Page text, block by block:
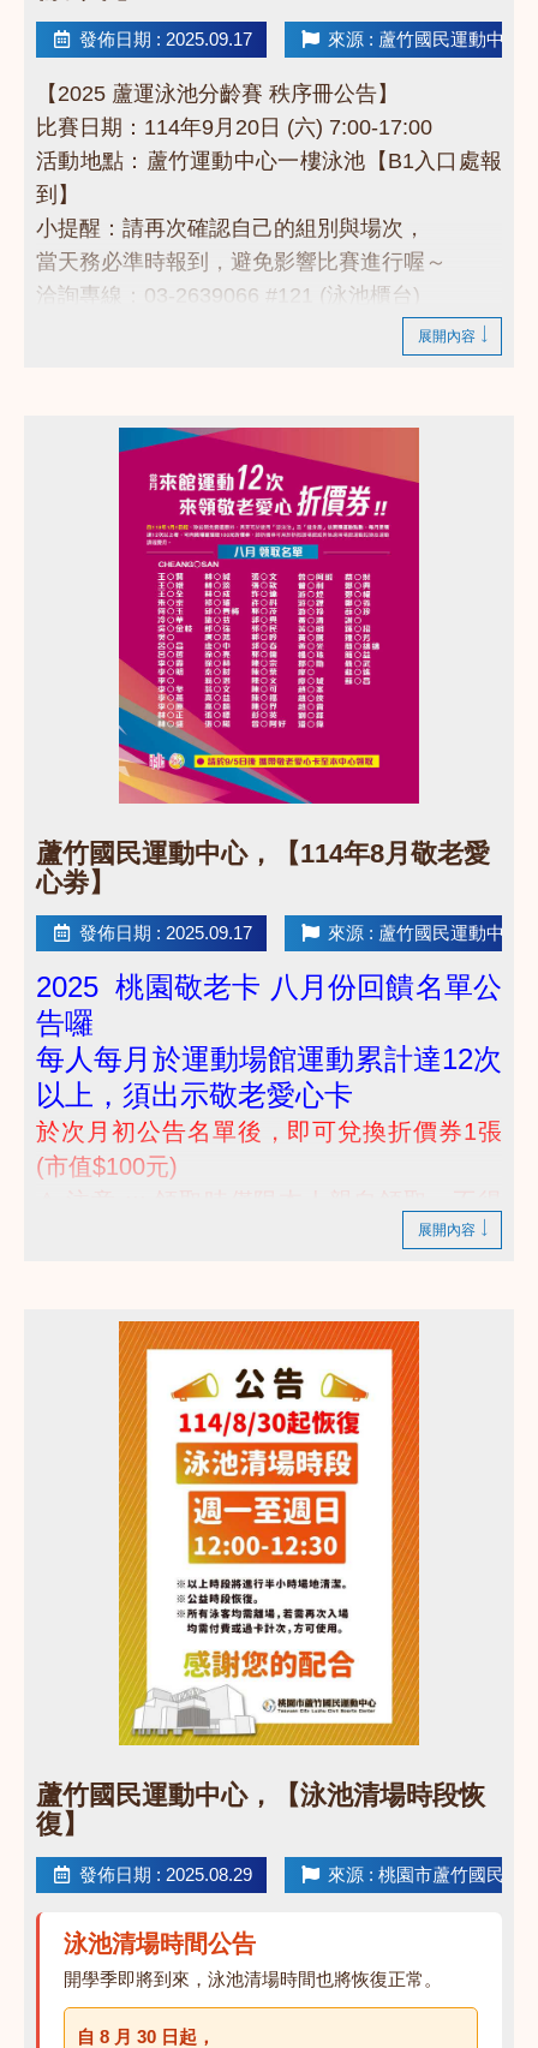
發佈日期 : 2025.09.17 來源 : 蘆竹國民運動中心
【2025 蘆運泳池分齡賽 秩序冊公告】
比賽日期：114年9月20日 (六) 7:00-17:00
活動地點：蘆竹運動中心一樓泳池【B1入口處報
到】
小提醒：請再次確認自己的組別與場次，
當天務必準時報到，避免影響比賽進行喔～
洽詢專線：03-2639066 #121 (泳池櫃台)
usp=drive_link
------------------------------------------
若有相關問題，請不吝撥打03-2639066 #121!
展開內容
​蘆竹國民運動中心，【114年8月敬老愛
心劵】
發佈日期 : 2025.09.17 來源 : 蘆竹國民運動中心
2025 桃園敬老卡 八月份回饋名單公
告囉
每人每月於運動場館運動累計達12次
以上，須出示敬老愛心卡
於次月初公告名單後，即可兌換折價券1張
(市值$100元)
⚠ 注意 ::: 領取時僅限本人親自領取，不得
折價券回饋使用
快來一起運動領回饋吧
詳情諮詢 歡迎撥打 03-2639066 #112 客服部
展開內容
蘆竹國民運動中心，【泳池清場時段恢
復】
發佈日期 : 2025.08.29 來源 : 桃園市蘆竹國民運
泳池清場時間公告
開學季即將到來，泳池清場時間也將恢復正常。
自 8 月 30 日 起，